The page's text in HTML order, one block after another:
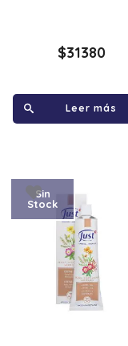
$31380
Leer más
Sin
Stock